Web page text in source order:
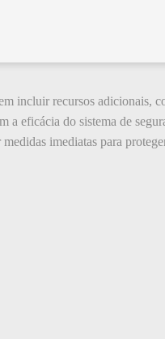
incluir recursos adicionais,
a eficácia do sistema de
imediatas para